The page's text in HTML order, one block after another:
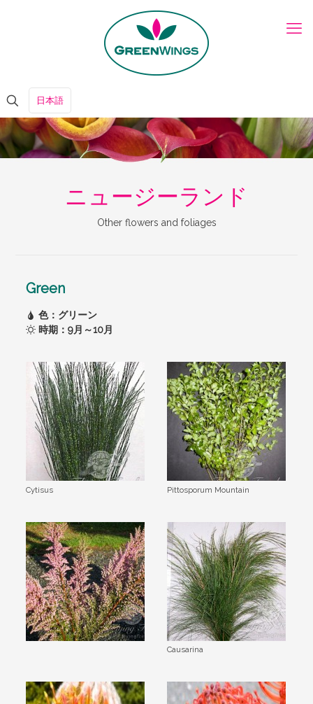
日本語
ニュージーランド
Other flowers and foliages
Green
色：グリーン
時期：9月～10月
Cytisus Pittosporum Mountain
Causarina